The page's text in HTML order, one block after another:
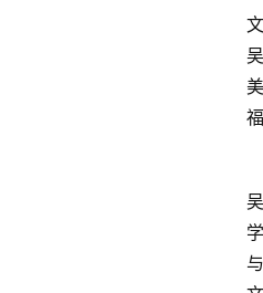
文
吴
美
福
吴
学
与